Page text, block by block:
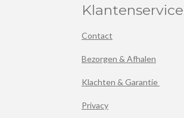
Klantenservice
Contact
Bezorgen & Afhalen
Klachten & Garantie
Privacy